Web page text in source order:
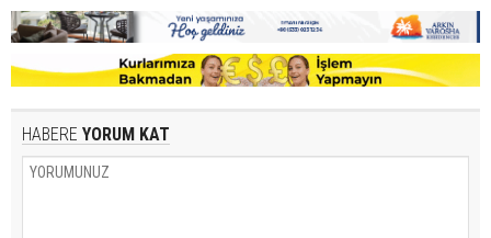
HABERE YORUM KAT